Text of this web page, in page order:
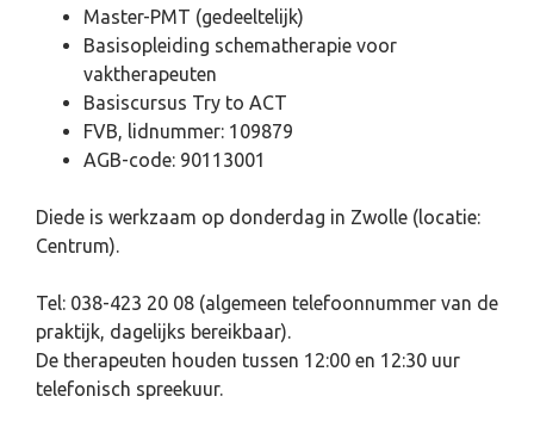
Master-PMT (gedeeltelijk)
Basisopleiding schematherapie voor
vaktherapeuten
Basiscursus Try to ACT
FVB, lidnummer: 109879
AGB-code: 90113001
Diede is werkzaam op donderdag in Zwolle (locatie:
Centrum).
Tel: 038-423 20 08 (algemeen telefoonnummer van de
praktijk, dagelijks bereikbaar).
De therapeuten houden tussen 12:00 en 12:30 uur
telefonisch spreekuur.